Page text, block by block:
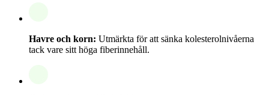
Havre och korn: Utmärkta för att sänka kolesterolnivåerna
tack vare sitt höga fiberinnehåll.